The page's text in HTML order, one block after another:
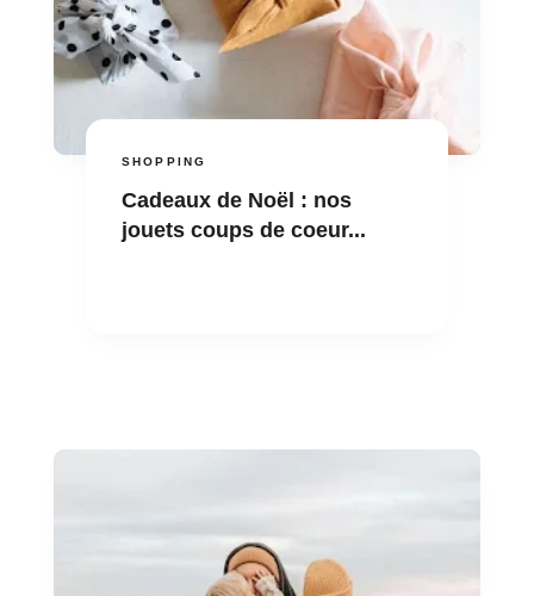
SHOPPING
Cadeaux de Noël : nos
jouets coups de coeur...